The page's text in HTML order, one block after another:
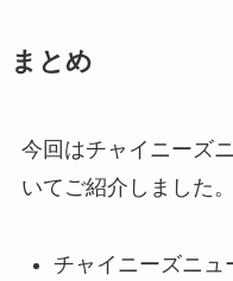
まとめ
今回はチャイニーズ
いてご紹介しました。
チャイニーズニュ